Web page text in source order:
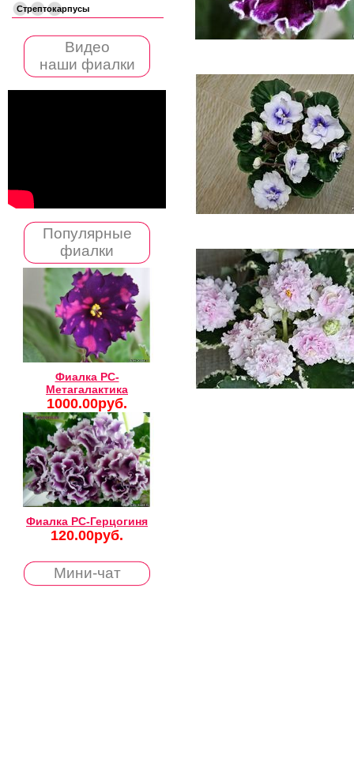
Стрептокарпусы
Видео
наши фиалки
Популярные
фиалки
Фиалка РС-
Метагалактика
1000.00руб.
Фиалка РС-Герцогиня
120.00руб.
Мини-чат